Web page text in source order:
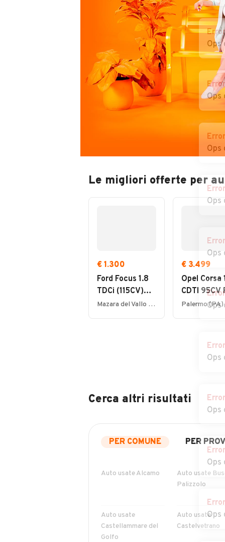
Le migliori offerte per
€ 1.300
Ford Focus 1.8
TDCi (115CV)
cat SW Ghia
Mazara del Vallo (TP)
€ 3.499
Opel Corsa
CDTI 95CV
5 porte
Palermo (PA)
Cerca altri risultati
PER COMUNE PER
Auto usate Alcamo
Auto usate
Palizzolo
Auto usate
Castellammare del
Golfo
Auto usate
Castelvetrano
Error
Ops
Error
Ops
Error
Ops
Error
Ops
Error
Ops
Error
Ops
Error
Ops
Error
Ops
Error
Ops
Error
Ops